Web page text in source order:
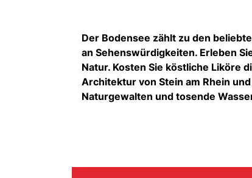
Der Bodensee zählt zu den
an Sehenswürdigkeiten. Erleben
Natur. Kosten Sie köstliche Liköre
Architektur von Stein am Rhein
Naturgewalten und tosende